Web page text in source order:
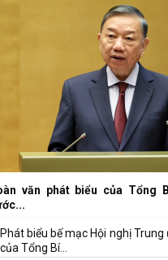
văn phát biểu của Tổng
Phát biểu bế mạc Hội nghị Trung
của Tổng Bí...